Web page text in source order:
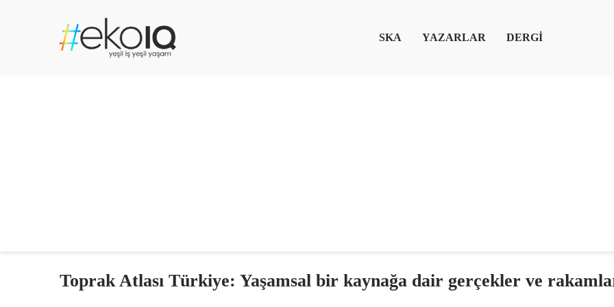
SKA YAZARLAR DERGİ
Toprak Atlası Türkiye: Yaşamsal bir kaynağa dair gerçekler ve